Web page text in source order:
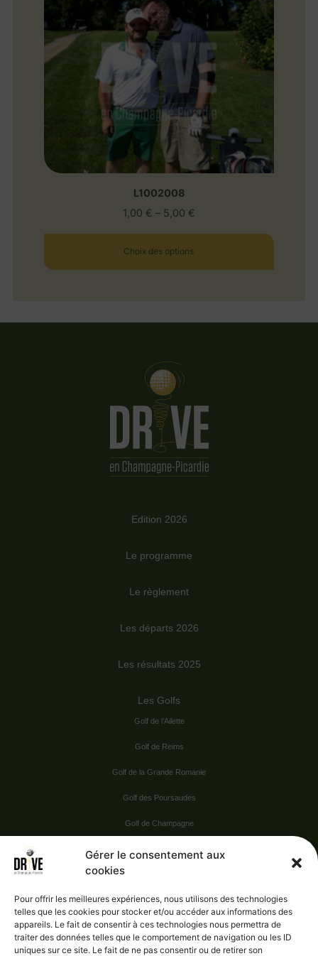
Gérer le consentement aux
cookies
Pour offrir les meilleures expériences, nous utilisons des technologies
telles que les cookies pour stocker et/ou accéder aux informations des
appareils. Le fait de consentir à ces technologies nous permettra de
traiter des données telles que le comportement de navigation ou les ID
uniques sur ce site. Le fait de ne pas consentir ou de retirer son
L1002008
1,00 € – 5,00 €
Choix des options
Edition 2026
Le programme
Le règlement
Les départs 2026
Les résultats 2025
Les Golfs
Golf de l’Ailette
Golf de Reims
Golf de la Grande Romanie
Golf des Poursaudes
Golf de Champagne
Vie pratique